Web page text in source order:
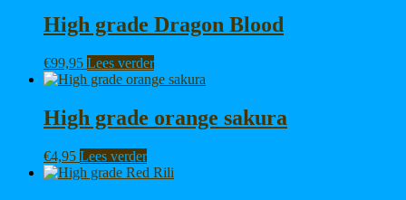
High grade Dragon Blood
€99,95 Lees verder
High grade orange sakura
€4,95 Lees verder